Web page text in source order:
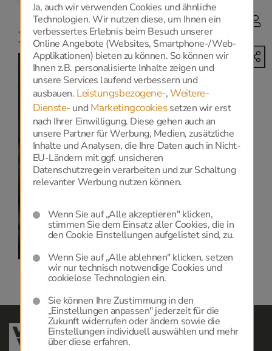
Niederlassungen
Datenschutz
Zur Anzeige dieser Karte benötigen wir Ihre
Einwilligung zu Google Maps, die Sie
können.
Ja, auch wir verwenden Cookies und ähnliche
Technologien. Wir nutzen diese, um Ihnen ein
verbessertes Erlebnis beim Besuch unserer
Online Angebote (Websites, Smartphone-/Web-
Applikationen) bieten zu können. So können wir
Ihnen z.B. personalisierte Inhalte zeigen und
unsere Services laufend verbessern und
ausbauen. Leistungsbezogene-,Weitere-
Dienste- und Marketingcookiessetzen wir erst
nach Ihrer Einwilligung. Diese gehen auch an
unsere Partner für Werbung, Medien, zusätzliche
Inhalte und Analysen, die Ihre Daten auch in Nicht-
EU-Ländern mit ggf. unsicheren
Datenschutzregein verarbeiten und zur Schaltung
relevanter Werbung nutzen können.
Wenn Sie auf „Alle akzeptieren" klicken,
stimmen Sie dem Einsatz aller Cookies, die in
den Cookie Einstellungen aufgelistet sind, zu.
Wenn Sie auf „Alle ablehnen" klicken, setzen
wir nur technisch notwendige Cookies und
cookielose Technologien ein.
Sie können Ihre Zustimmung in den
„Einstellungen anpassen" jederzeit für die
Zukunft widerrufen oder ändern sowie die
Einstellungen individuell auswählen und mehr
über diese erfahren.